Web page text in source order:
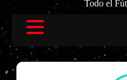
Todo el